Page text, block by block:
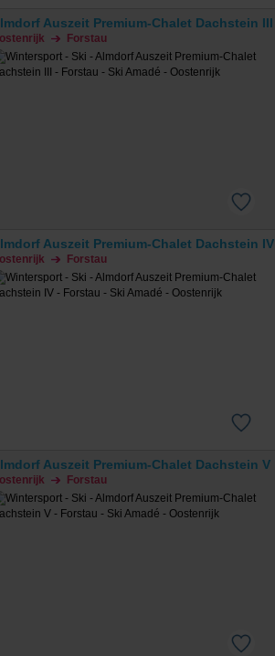
Auszeit Premium-Chalet Dachstein III
Forstau
Auszeit Premium-Chalet Dachstein IV
Forstau
Auszeit Premium-Chalet Dachstein V
Forstau